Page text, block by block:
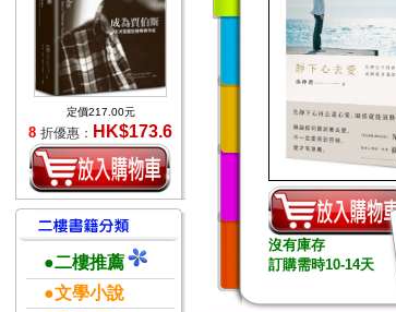
定價217.00元
8 折優惠： HK$173.6
●二樓推薦
●文學小說
沒有庫存
訂購需時10-14天